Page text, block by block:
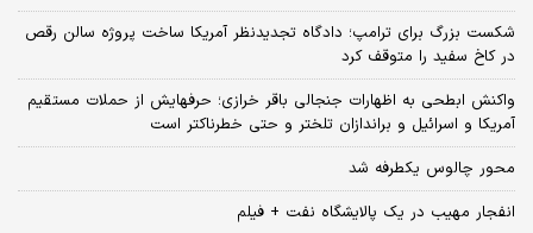
شکست بزرگ برای ترامپ؛ دادگاه تجدیدنظر آمریکا ساخت پروژه سالن رقص
در کاخ سفید را متوقف کرد
واکنش ابطحی به اظهارات جنجالی باقر خرازی؛ حرفهایش از حملات مستقیم
آمریکا و اسرائیل و براندازان تلختر و حتی خطرناکتر است
محور چالوس یکطرفه شد
انفجار مهیب در یک پالایشگاه نفت + فیلم